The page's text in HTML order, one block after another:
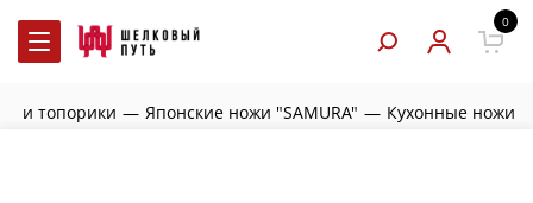
0
и топорики — Японские ножи "SAMURA" — Кухонные ножи